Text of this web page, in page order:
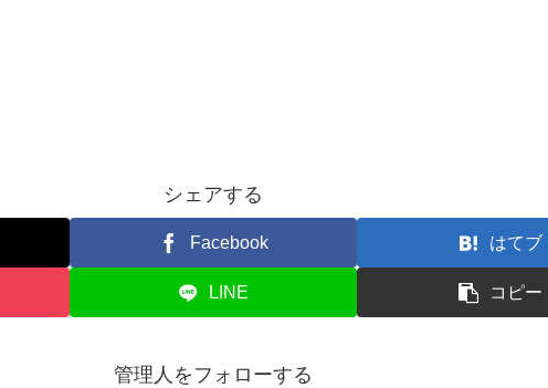
シェアする
Facebook はてブ
LINE コピー
管理人をフォローする